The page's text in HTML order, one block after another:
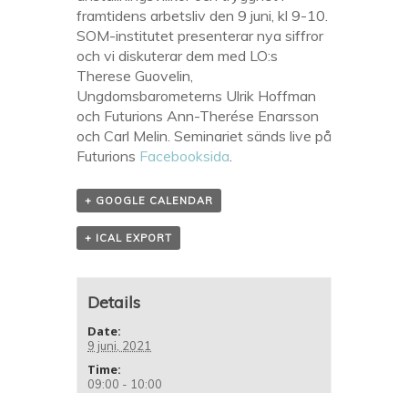
framtidens arbetsliv den 9 juni, kl 9-10.
SOM-institutet presenterar nya siffror
och vi diskuterar dem med LO:s
Therese Guovelin,
Ungdomsbarometerns Ulrik Hoffman
och Futurions Ann-Therése Enarsson
och Carl Melin. Seminariet sänds live på
Futurions Facebooksida.
+ GOOGLE CALENDAR
+ ICAL EXPORT
Details
Date:
9 juni, 2021
Time:
09:00 - 10:00